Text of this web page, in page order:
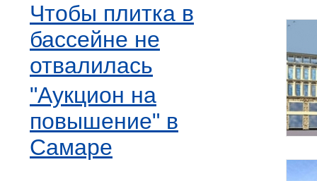
Чтобы плитка в
бассейне не
отвалилась
"Аукцион на
повышение" в
Самаре